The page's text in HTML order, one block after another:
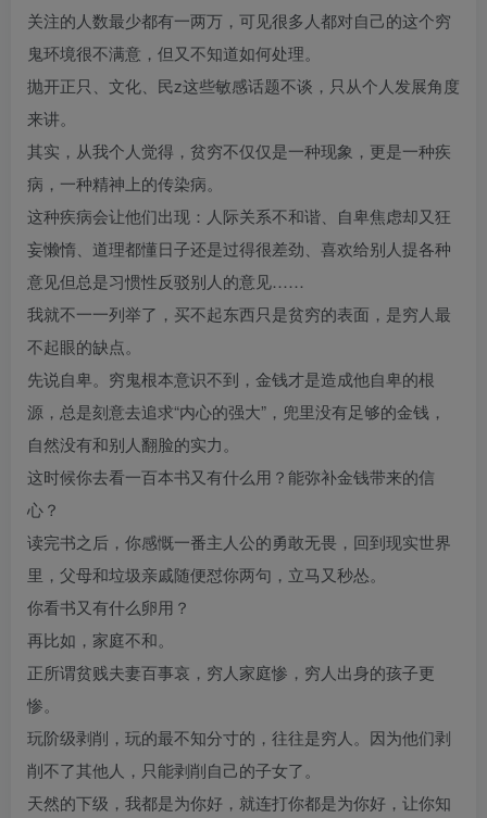
关注的人数最少都有一两万，可见很多人都对自己的这个穷
鬼环境很不满意，但又不知道如何处理。
抛开正只、文化、民z这些敏感话题不谈，只从个人发展角度
来讲。
其实，从我个人觉得，贫穷不仅仅是一种现象，更是一种疾
病，一种精神上的传染病。
这种疾病会让他们出现：人际关系不和谐、自卑焦虑却又狂
妄懒惰、道理都懂日子还是过得很差劲、喜欢给别人提各种
意见但总是习惯性反驳别人的意见……
我就不一一列举了，买不起东西只是贫穷的表面，是穷人最
不起眼的缺点。
先说自卑。穷鬼根本意识不到，金钱才是造成他自卑的根
源，总是刻意去追求“内心的强大”，兜里没有足够的金钱，
自然没有和别人翻脸的实力。
这时候你去看一百本书又有什么用？能弥补金钱带来的信
心？
读完书之后，你感慨一番主人公的勇敢无畏，回到现实世界
里，父母和垃圾亲戚随便怼你两句，立马又秒怂。
你看书又有什么卵用？
再比如，家庭不和。
正所谓贫贱夫妻百事哀，穷人家庭惨，穷人出身的孩子更
惨。
玩阶级剥削，玩的最不知分寸的，往往是穷人。因为他们剥
削不了其他人，只能剥削自己的子女了。
天然的下级，我都是为你好，就连打你都是为你好，让你知